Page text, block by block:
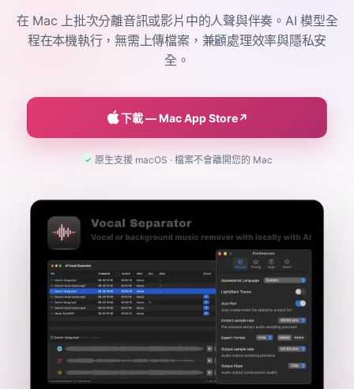
在 Mac 上批次分離音訊或影片中的人聲與伴奏。AI 模型全
程在本機執行，無需上傳檔案，兼顧處理效率與隱私安
全。
下載 — Mac App Store↗
✓ 原生支援 macOS · 檔案不會離開您的 Mac